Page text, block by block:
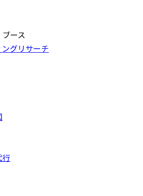
ース
グリサーチ
行